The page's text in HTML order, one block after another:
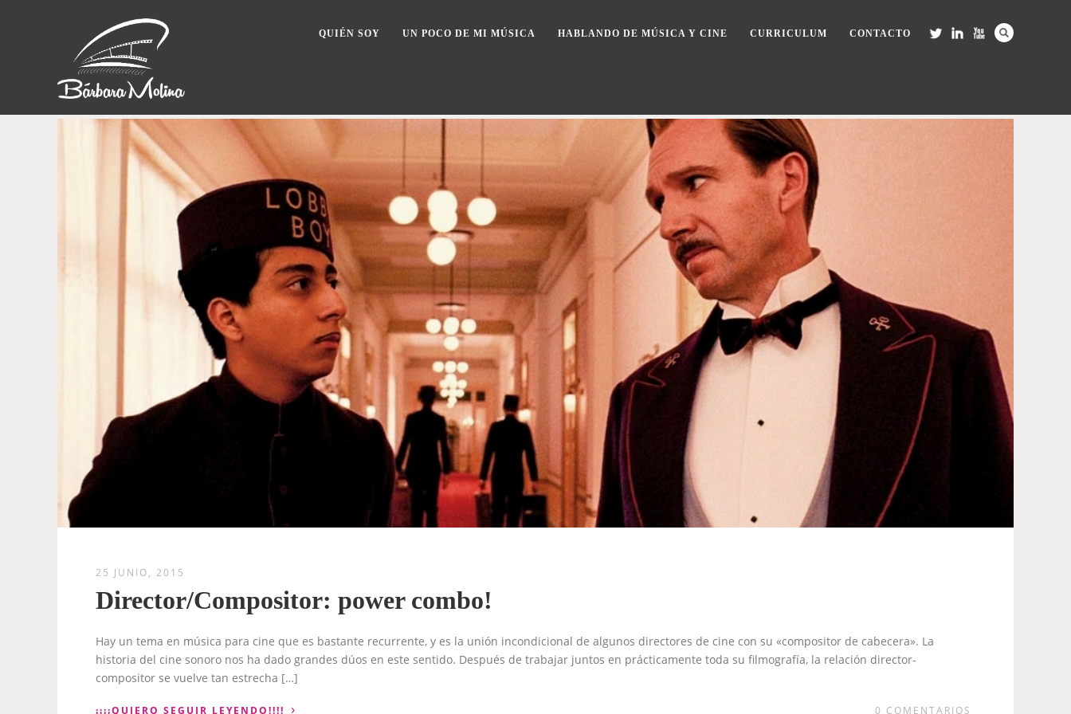
QUIÉN SOY UN POCO DE MI MÚSICA HABLANDO DE MÚSICA Y CINE CURRICULUM CONTACTO
25 JUNIO, 2015
Director/Compositor: power combo!
Hay un tema en música para cine que es bastante recurrente, y es la unión incondicional de algunos directores de cine con su «compositor de cabecera». La
historia del cine sonoro nos ha dado grandes dúos en este sentido. Después de trabajar juntos en prácticamente toda su filmografía, la relación director-
compositor se vuelve tan estrecha […]
¡¡¡¡QUIERO SEGUIR LEYENDO!!!! › 0 COMENTARIOS